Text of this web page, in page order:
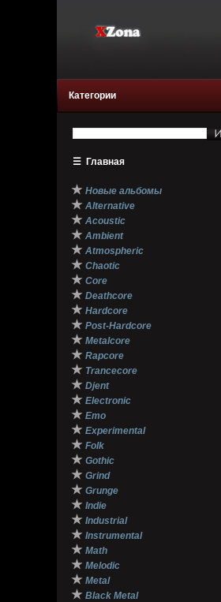
Категории
☰ Главная
★ Новые альбомы
★ Alternative
★ Acoustic
★ Ambient
★ Atmospheric
★ Chaotic
★ Core
★ Deathcore
★ Hardcore
★ Post-Hardcore
★ Metalcore
★ Rapcore
★ Trancecore
★ Djent
★ Electronic
★ Emo
★ Experimental
★ Folk
★ Gothic
★ Grind
★ Grunge
★ Indie
★ Industrial
★ Instrumental
★ Math
★ Melodic
★ Metal
★ Black Metal